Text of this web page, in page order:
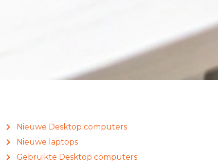
Nieuwe Desktop computers
Nieuwe laptops
Gebruikte Desktop computers